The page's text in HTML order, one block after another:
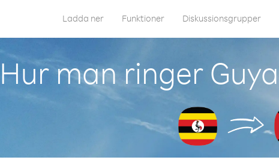
Ladda ner Funktioner Diskussionsgrupper
Hur man ringer